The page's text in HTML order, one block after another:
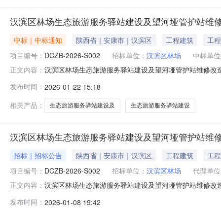
汉滨区林场生态旅游服务驿站建设及望河垭管护站维
中标｜中标通知 陕西省｜安康市｜汉滨区 工程建筑
工程
项目编号： DCZB-2026-S002 招标单位： 汉滨区林场
中标单
正文内容： 汉滨区林场生态旅游服务驿站建设及望河垭管护站维修
发布时间： 2026-01-22 15:18
相关产品：
生态旅游服务驿站建设及 生态旅游服务驿站建设
汉滨区林场生态旅游服务驿站建设及望河垭管护站维
招标｜招标公告 陕西省｜安康市｜汉滨区 工程建筑
工程
项目编号： DCZB-2026-S002 招标单位： 汉滨区林场
代理单
正文内容： 汉滨区林场生态旅游服务驿站建设及望河垭管护站维修
发布时间： 2026-01-08 19:42